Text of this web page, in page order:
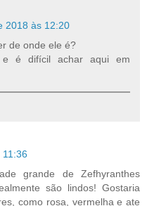
2018 às 12:20
de onde ele é?
é difícil achar aqui em
grande de Zefhyranthes
são lindos! Gostaria
como rosa, vermelha e ate